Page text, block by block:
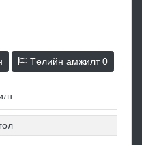
Төлийн амжилт0